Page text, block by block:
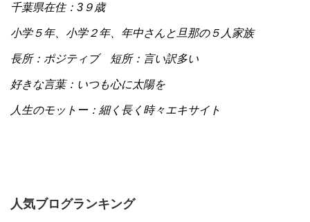
千葉県在住：3９歳
小学５年、小学２年、年中さんと旦那の５人家族
長所：ポジティブ 短所：言い訳多い
好きな言葉：いつも心に太陽を
人生のモットー：細く長く時々エキサイト
人気ブログランキング